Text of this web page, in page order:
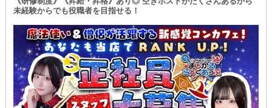
お店から貸与いたします！
余計な出費なしでスタートできるんです◎
∽∽∽∽∽∽∽∽∽∽∽∽∽∽∽∽∽∽∽∽
他にもまだまだ魅力的な高待遇が
たくさん揃っています！
『体験入社』も受け付けているので
少しでも興味があれば
いつでもお気軽に ご応募ください！
ハイクラスなお客様ばかりです。
『お酒を飲んで騒ぐ』というよりも
しっぽりと一杯嗜む紳士的な方が中心！
また、日常生活で出会えない方と
関わることでご自身の人脈や
見聞も広がっていくでしょう◎
さらに、当店は
サポート力に圧倒的な自信あり！
未経験からでも役職者を目指せる！